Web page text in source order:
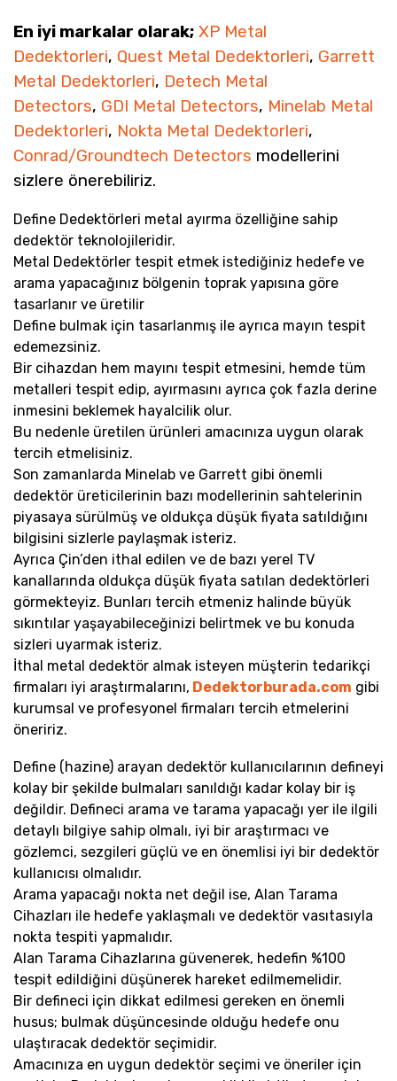
En iyi markalar olarak; XP Metal
Dedektorleri, Quest Metal Dedektorleri, Garrett
Metal Dedektorleri, Detech Metal
Detectors, GDI Metal Detectors, Minelab Metal
Dedektorleri, Nokta Metal Dedektorleri,
Conrad/Groundtech Detectors modellerini
sizlere önerebiliriz.
Define Dedektörleri metal ayırma özelliğine sahip
dedektör teknolojileridir.
Metal Dedektörler tespit etmek istediğiniz hedefe ve
arama yapacağınız bölgenin toprak yapısına göre
tasarlanır ve üretilir
Define bulmak için tasarlanmış ile ayrıca mayın tespit
edemezsiniz.
Bir cihazdan hem mayını tespit etmesini, hemde tüm
metalleri tespit edip, ayırmasını ayrıca çok fazla derine
inmesini beklemek hayalcilik olur.
Bu nedenle üretilen ürünleri amacınıza uygun olarak
tercih etmelisiniz.
Son zamanlarda Minelab ve Garrett gibi önemli
dedektör üreticilerinin bazı modellerinin sahtelerinin
piyasaya sürülmüş ve oldukça düşük fiyata satıldığını
bilgisini sizlerle paylaşmak isteriz.
Ayrıca Çin’den ithal edilen ve de bazı yerel TV
kanallarında oldukça düşük fiyata satılan dedektörleri
görmekteyiz. Bunları tercih etmeniz halinde büyük
sıkıntılar yaşayabileceğinizi belirtmek ve bu konuda
sizleri uyarmak isteriz.
İthal metal dedektör almak isteyen müşterin tedarikçi
firmaları iyi araştırmalarını, Dedektorburada.com gibi
kurumsal ve profesyonel firmaları tercih etmelerini
öneririz.
Define (hazine) arayan dedektör kullanıcılarının defineyi
kolay bir şekilde bulmaları sanıldığı kadar kolay bir iş
değildir. Defineci arama ve tarama yapacağı yer ile ilgili
detaylı bilgiye sahip olmalı, iyi bir araştırmacı ve
gözlemci, sezgileri güçlü ve en önemlisi iyi bir dedektör
kullanıcısı olmalıdır.
Arama yapacağı nokta net değil ise, Alan Tarama
Cihazları ile hedefe yaklaşmalı ve dedektör vasıtasıyla
nokta tespiti yapmalıdır.
Alan Tarama Cihazlarına güvenerek, hedefin %100
tespit edildiğini düşünerek hareket edilmemelidir.
Bir defineci için dikkat edilmesi gereken en önemli
husus; bulmak düşüncesinde olduğu hedefe onu
ulaştıracak dedektör seçimidir.
Amacınıza en uygun dedektör seçimi ve öneriler için